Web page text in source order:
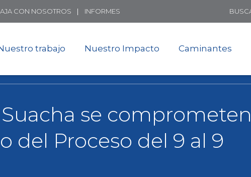
CON NOSOTROS INFORMES
trabajo Nuestro Impacto Caminantes
se comprometen
del Proceso del 9 al 9